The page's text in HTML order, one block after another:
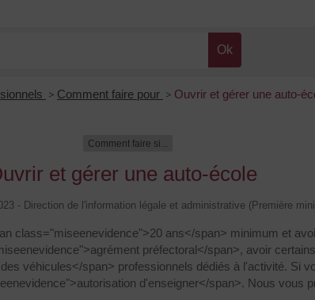
> Comment faire pour > Ouvrir et gérer une auto-
Comment faire si...
et gérer une auto-école
- Direction de l'information légale et administrative (Première
class="miseenevidence">20 ans</span> minimum et
préfectoral</span>, avoir
véhicules</span> professionnels dédiés à l'activité. Si
d'enseigner</span>. Nous vous